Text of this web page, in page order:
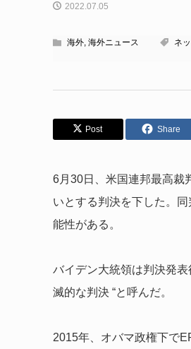
2022.07.05
海外, 海外ニュース ネ
Post Share
6月30日、米国連邦最高裁
いとする判決を下した。
能性がある。
バイデン大統領は判決発
滅的な判決 “と呼んだ。
2015年、オバマ政権下で